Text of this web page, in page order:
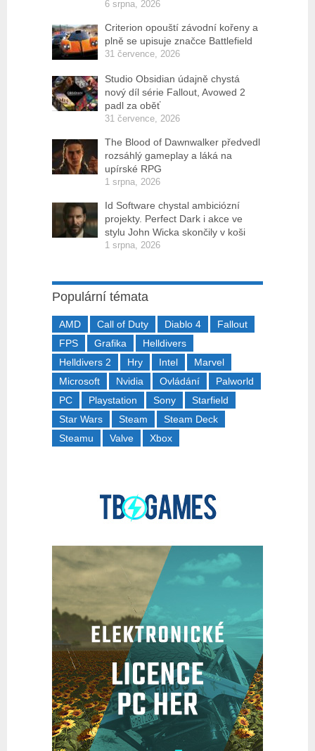
6 srpna, 2026
Criterion opouští závodní kořeny a
plně se upisuje značce Battlefield
31 července, 2026
Studio Obsidian údajně chystá
nový díl série Fallout, Avowed 2
padl za oběť
31 července, 2026
The Blood of Dawnwalker předvedl
rozsáhlý gameplay a láká na
upírské RPG
1 srpna, 2026
Id Software chystal ambiciózní
projekty. Perfect Dark i akce ve
stylu John Wicka skončily v koši
1 srpna, 2026
Populární témata
AMD Call of Duty Diablo 4
Fallout
FPS
Grafika
Helldivers
Helldivers 2
Hry Intel
Marvel
Microsoft
Nvidia Ovládání
Palworld
PC
Playstation Sony
Starfield
Star Wars
Steam
Steam Deck
Steamu
Valve Xbox